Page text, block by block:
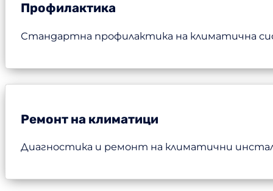
Профилактика
Стандартна профилактика на климатична
Ремонт на климатици
Диагностика и ремонт на климатични